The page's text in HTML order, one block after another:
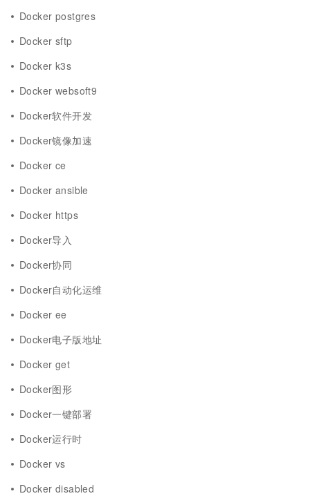
Docker postgres
Docker sftp
Docker k3s
Docker websoft9
Docker软件开发
Docker镜像加速
Docker ce
Docker ansible
Docker https
Docker导入
Docker协同
Docker自动化运维
Docker ee
Docker电子版地址
Docker get
Docker图形
Docker一键部署
Docker运行时
Docker vs
Docker disabled